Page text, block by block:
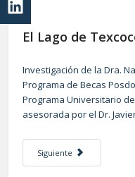
El Lago de
Investigación de la Dra.
Programa de Becas
Programa Universitario
asesorada por el Dr.
Artículo siguiente:
Siguiente